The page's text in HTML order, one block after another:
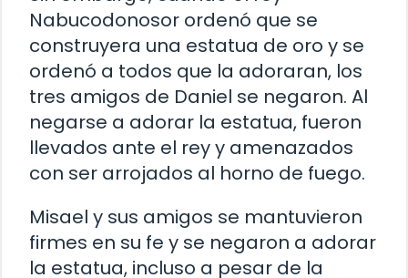
Nabucodonosor ordenó que se
construyera una estatua de oro y se
ordenó a todos que la adoraran, los
tres amigos de Daniel se negaron. Al
negarse a adorar la estatua, fueron
llevados ante el rey y amenazados
con ser arrojados al horno de fuego.
Misael y sus amigos se mantuvieron
firmes en su fe y se negaron a adorar
la estatua, incluso a pesar de la